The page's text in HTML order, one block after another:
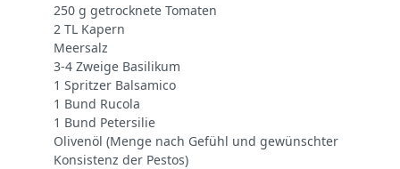
250 g getrocknete Tomaten
2 TL Kapern
Meersalz
3-4 Zweige Basilikum
1 Spritzer Balsamico
1 Bund Rucola
1 Bund Petersilie
Olivenöl (Menge nach Gefühl und gewünschter
Konsistenz der Pestos)